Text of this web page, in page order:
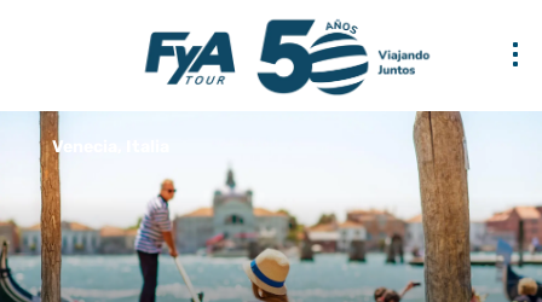
Venecia, Italia